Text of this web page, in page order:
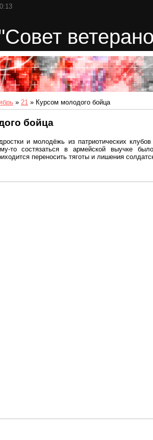
» 21 » Курсом молодого бойца
бойца
и молодёжь из патриотических
то состязаться в армейской выучке
переносить тяготы и лишения